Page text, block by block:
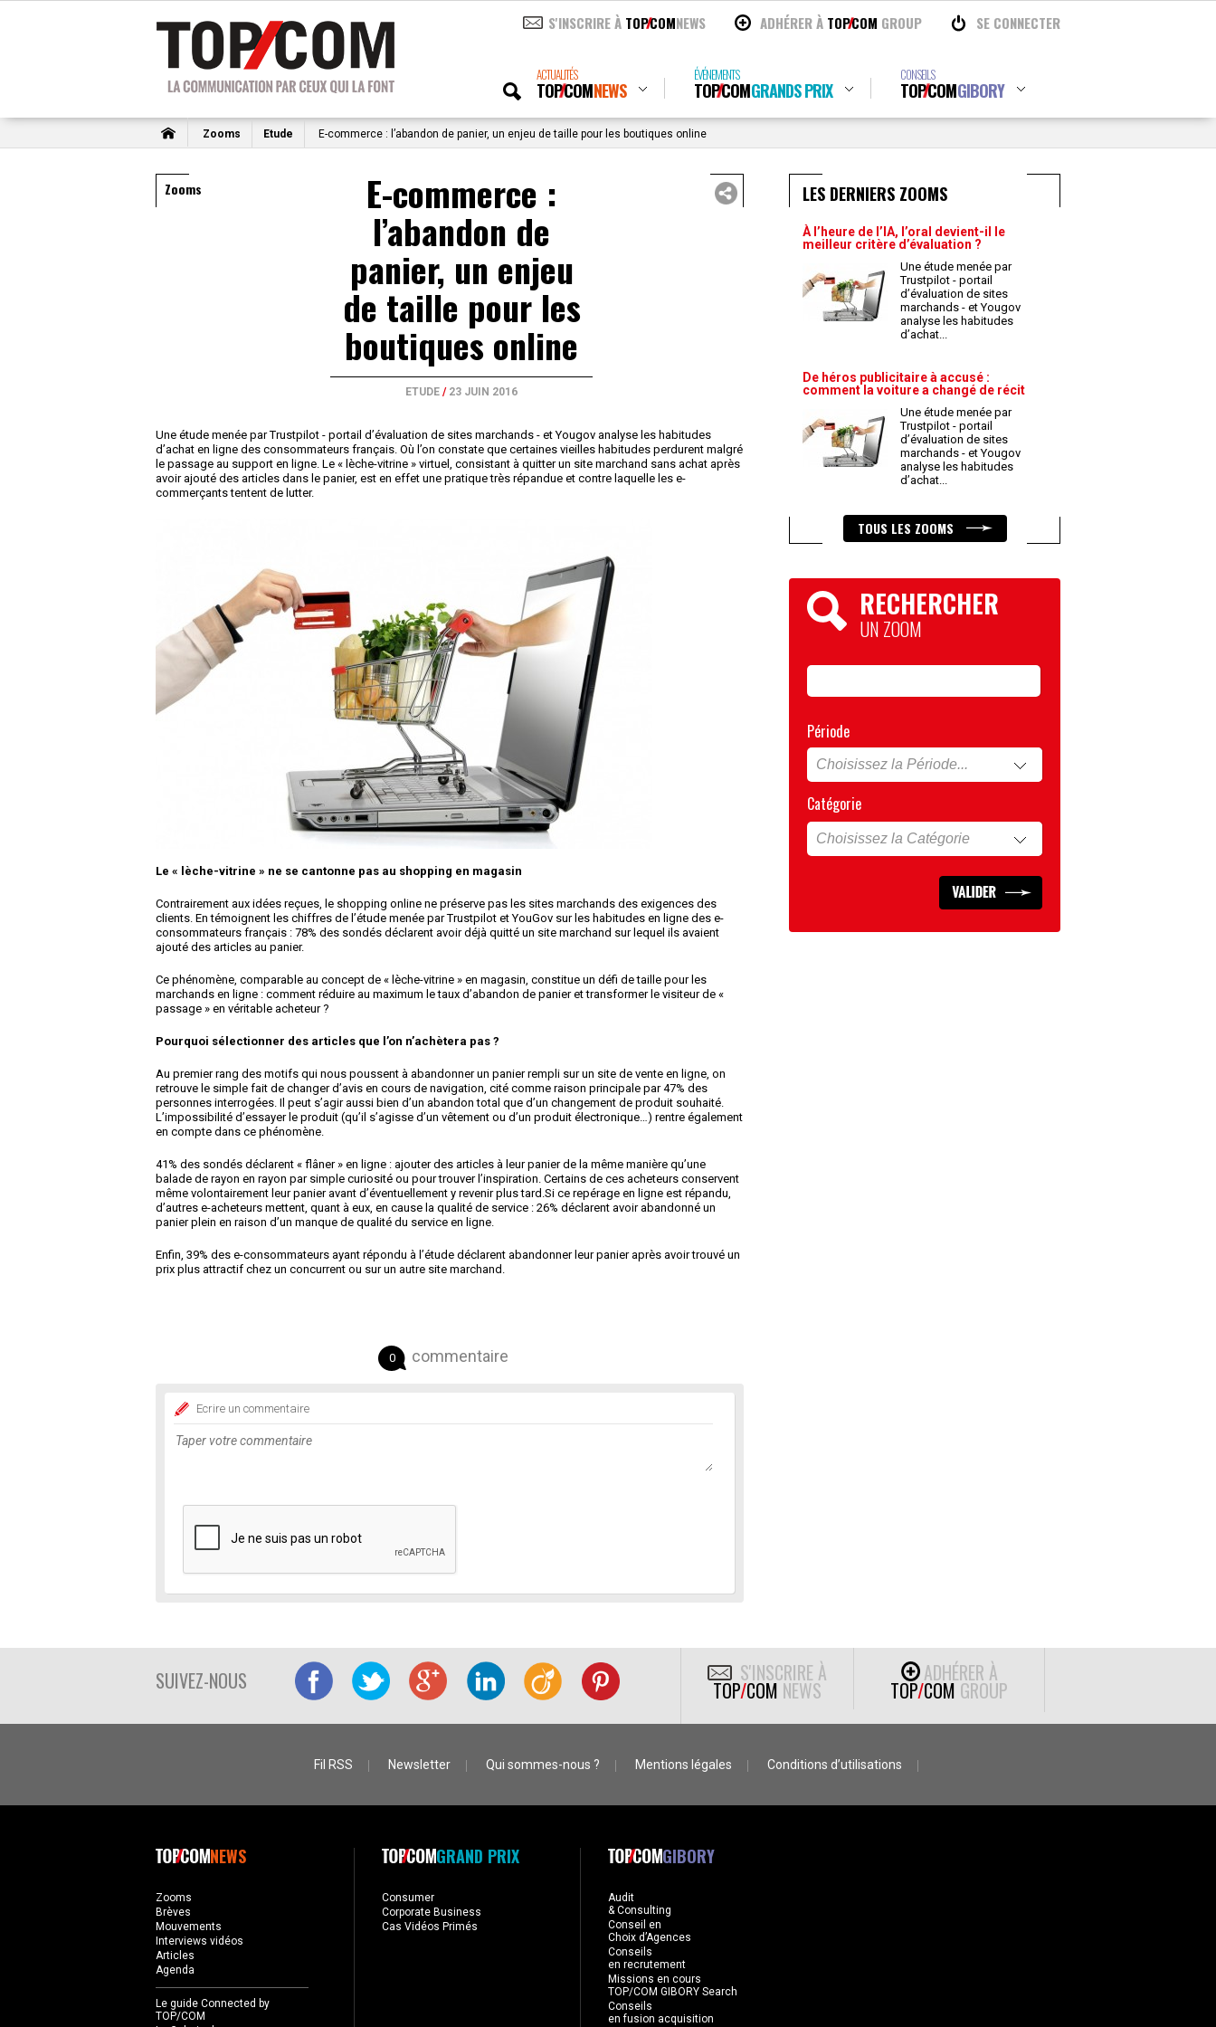
S'INSCRIRE À TOPCOMNEWS ADHÉRER À TOPCOM GROUP SE CONNECTER
ACTUALITÉS
TOPCOMNEWS
ÉVÉNEMENTS
TOPCOMGRANDS PRIX
CONSEILS
TOPCOMGIBORY
Zooms Etude E-commerce : l’abandon de panier, un enjeu de taille pour les boutiques online
Zooms E-commerce :
l’abandon de
panier, un enjeu
de taille pour les
boutiques online
ETUDE / 23 JUIN 2016
Une étude menée par Trustpilot - portail d’évaluation de sites marchands - et Yougov analyse les habitudes
d’achat en ligne des consommateurs français. Où l’on constate que certaines vieilles habitudes perdurent malgré
le passage au support en ligne. Le « lèche-vitrine » virtuel, consistant à quitter un site marchand sans achat après
avoir ajouté des articles dans le panier, est en effet une pratique très répandue et contre laquelle les e-
commerçants tentent de lutter.
Le « lèche-vitrine » ne se cantonne pas au shopping en magasin
Contrairement aux idées reçues, le shopping online ne préserve pas les sites marchands des exigences des
clients. En témoignent les chiffres de l’étude menée par Trustpilot et YouGov sur les habitudes en ligne des e-
consommateurs français : 78% des sondés déclarent avoir déjà quitté un site marchand sur lequel ils avaient
ajouté des articles au panier.
Ce phénomène, comparable au concept de « lèche-vitrine » en magasin, constitue un défi de taille pour les
marchands en ligne : comment réduire au maximum le taux d’abandon de panier et transformer le visiteur de «
passage » en véritable acheteur ?
Pourquoi sélectionner des articles que l’on n’achètera pas ?
Au premier rang des motifs qui nous poussent à abandonner un panier rempli sur un site de vente en ligne, on
retrouve le simple fait de changer d’avis en cours de navigation, cité comme raison principale par 47% des
personnes interrogées. Il peut s’agir aussi bien d’un abandon total que d’un changement de produit souhaité.
L’impossibilité d’essayer le produit (qu’il s’agisse d’un vêtement ou d’un produit électronique…) rentre également
en compte dans ce phénomène.
41% des sondés déclarent « flâner » en ligne : ajouter des articles à leur panier de la même manière qu’une
balade de rayon en rayon par simple curiosité ou pour trouver l’inspiration. Certains de ces acheteurs conservent
même volontairement leur panier avant d’éventuellement y revenir plus tard.Si ce repérage en ligne est répandu,
d’autres e-acheteurs mettent, quant à eux, en cause la qualité de service : 26% déclarent avoir abandonné un
panier plein en raison d’un manque de qualité du service en ligne.
Enfin, 39% des e-consommateurs ayant répondu à l’étude déclarent abandonner leur panier après avoir trouvé un
prix plus attractif chez un concurrent ou sur un autre site marchand.
0 commentaire
Ecrire un commentaire
LES DERNIERS ZOOMS
À l’heure de l’IA, l’oral devient-il le
meilleur critère d’évaluation ?
Une étude menée par
Trustpilot - portail
d’évaluation de sites
marchands - et Yougov
analyse les habitudes
d’achat...
De héros publicitaire à accusé :
comment la voiture a changé de récit
Une étude menée par
Trustpilot - portail
d’évaluation de sites
marchands - et Yougov
analyse les habitudes
d’achat...
TOUS LES ZOOMS
RECHERCHER
UN ZOOM
Période
Catégorie
SUIVEZ-NOUS S'INSCRIRE À
TOP/COM NEWS
ADHÉRER À
TOP/COM GROUP
Fil RSS Newsletter Qui sommes-nous ? Mentions légales Conditions d’utilisations
NEWS
Zooms
Brèves
Mouvements
Interviews vidéos
Articles
Agenda
Le guide Connected by
TOP/COM
GRAND PRIX
Consumer
Corporate Business
Cas Vidéos Primés
GIBORY
Audit
& Consulting
Conseil en
Choix d’Agences
Conseils
en recrutement
Missions en cours
TOP/COM GIBORY Search
Conseils
en fusion acquisition